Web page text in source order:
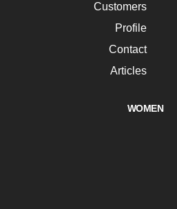
Customers
Profile
Contact
Articles
WOMEN